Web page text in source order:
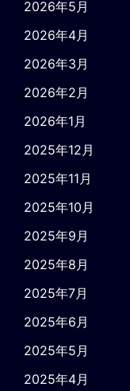
2026年5月
2026年4月
2026年3月
2026年2月
2026年1月
2025年12月
2025年11月
2025年10月
2025年9月
2025年8月
2025年7月
2025年6月
2025年5月
2025年4月